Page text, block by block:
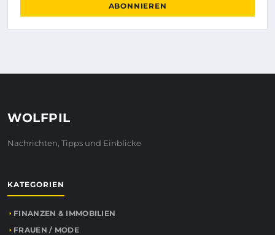
ABONNIEREN
WOLFPIL
Nachrichten, Tipps und Einblicke
KATEGORIEN
FINANZEN & IMMOBILIEN
FRAUEN / MODE